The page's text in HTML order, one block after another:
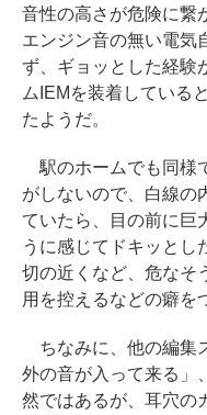
音性の高さが危険に繋
エンジン音の無い電気
ず、ギョッとした経験
ムIEMを装着している
たようだ。
駅のホームでも同様
がしないので、白線の
ていたら、目の前に巨
うに感じてドキッとし
切の近くなど、危なそ
用を控えるなどの癖を
ちなみに、他の編集
外の音が入って来る」
然ではあるが、耳穴の